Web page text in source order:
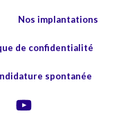
Nos implantations
de confidentialité
spontanée